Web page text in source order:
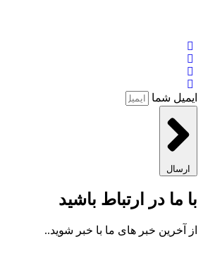
ایمیل شما
ارسال
با ما در ارتباط باشید
از آخرین خبر های ما با خبر شوید..